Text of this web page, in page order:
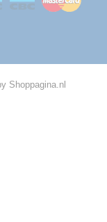
Shoppagina.nl